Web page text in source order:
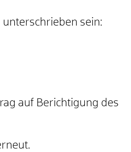
sein:
auf Berichtigung des